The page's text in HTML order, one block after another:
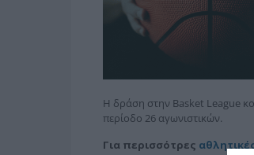
Η δράση στην Basket League
περίοδο 26 αγωνιστικών.
Για περισσότρες